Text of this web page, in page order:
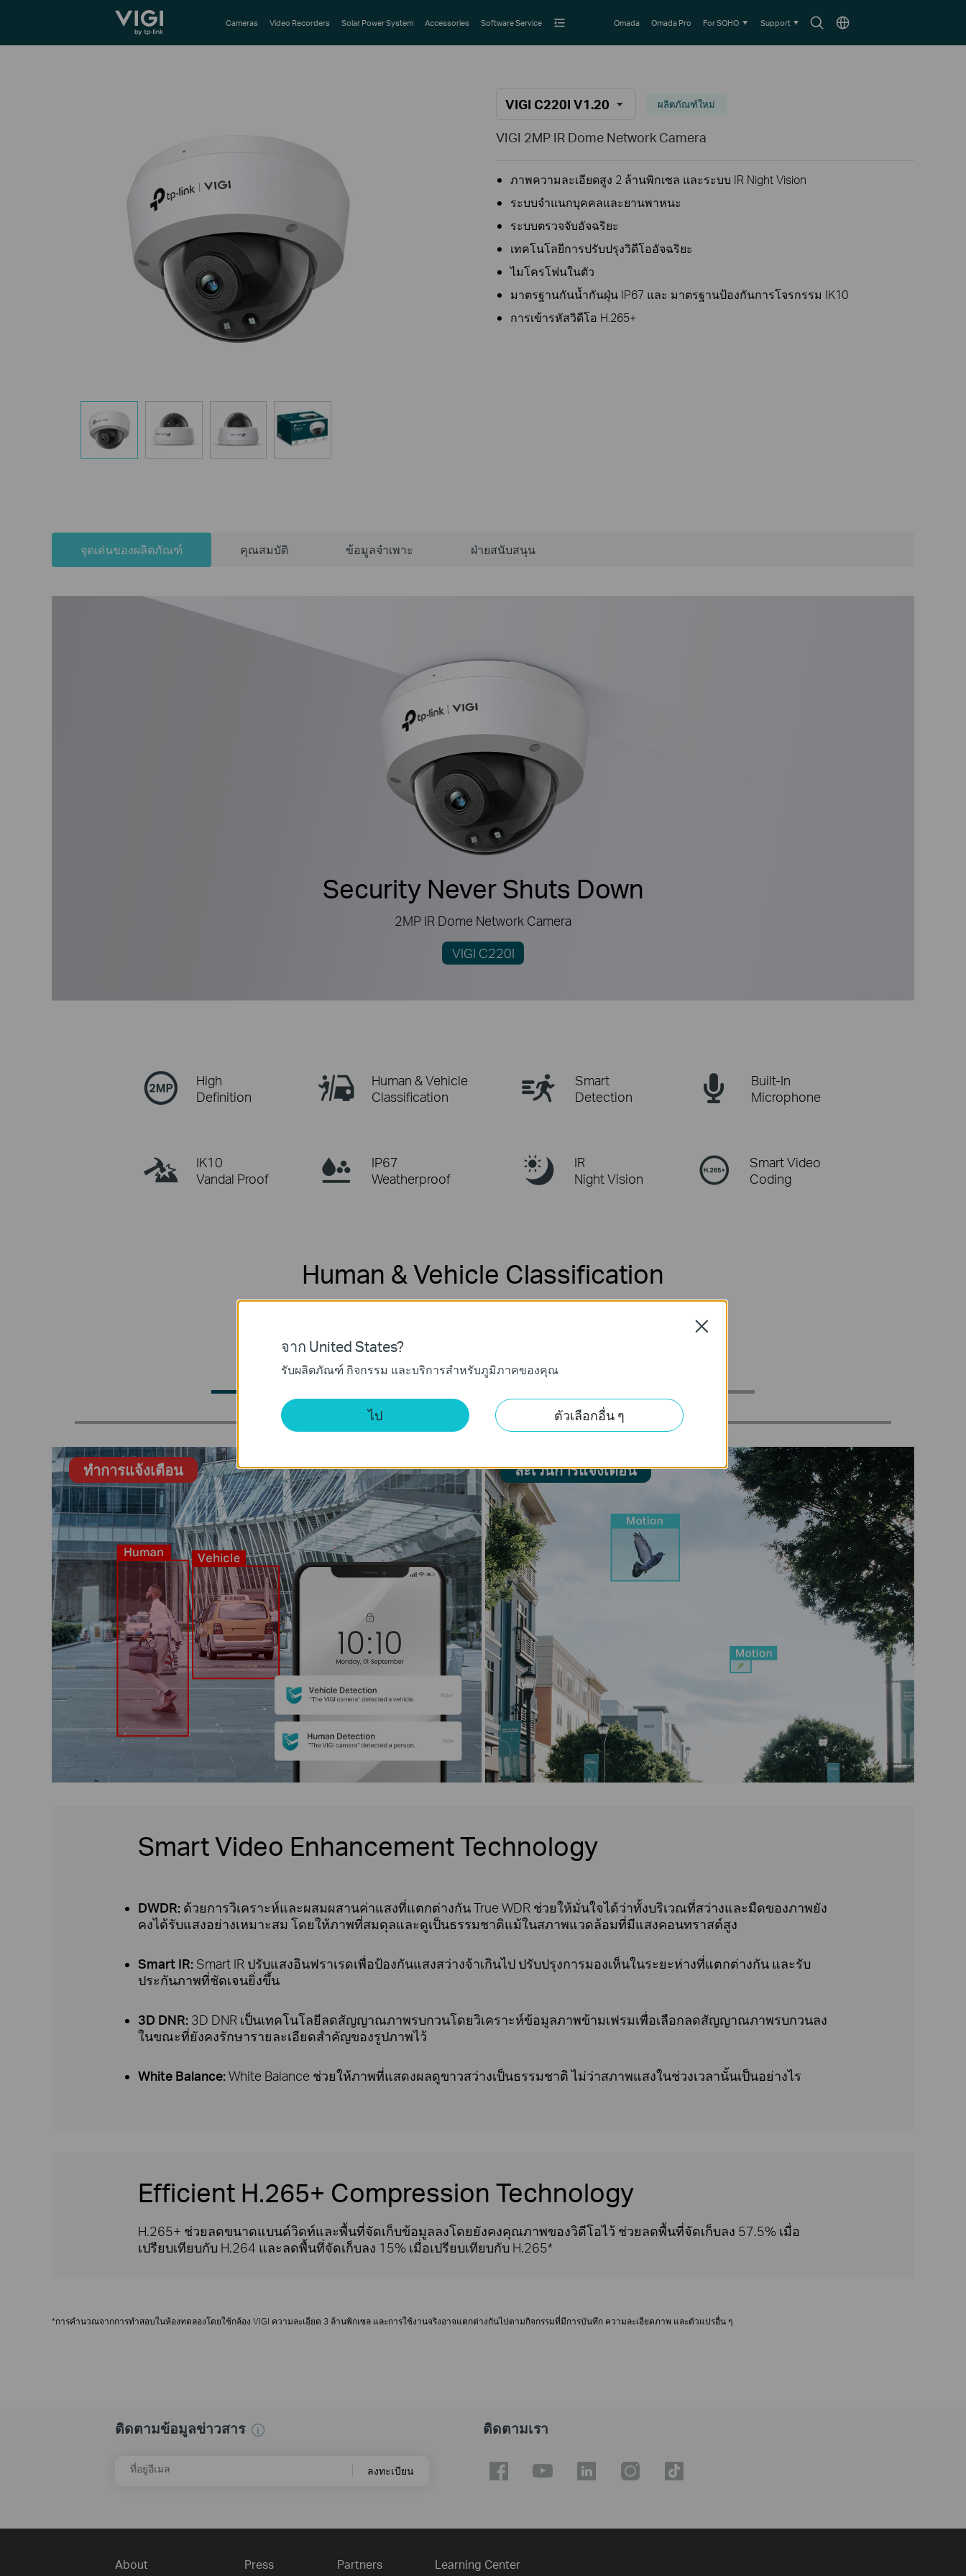
TP-Link, Reliably Smart
SearchChoose
Cameras Video Recorders Solar Power System Accessories Software Service Omada Omada Pro For SOHO Support
VIGI C220I V1.20 ผลิตภัณฑ์ใหม่
VIGI 2MP IR Dome Network Camera
ภาพความละเอียดสูง 2 ล้านพิกเซล และระบบ IR Night Vision
ระบบจำแนกบุคคลและยานพาหนะ
ระบบตรวจจับอัจฉริยะ
เทคโนโลยีการปรับปรุงวิดีโออัจฉริยะ
ไมโครโฟนในตัว
มาตรฐานกันน้ำกันฝุ่น IP67 และ มาตรฐานป้องกันการโจรกรรม IK10
การเข้ารหัสวิดีโอ H.265+
จุดเด่นของผลิตภัณฑ์ คุณสมบัติ ข้อมูลจำเพาะ ฝ่ายสนับสนุน
Security Never Shuts Down
2MP IR Dome Network Camera
VIGI C220I
High
Definition
Human & Vehicle
Classification
Smart
Detection
Built-In
Microphone
IK10
Vandal Proof
IP67
Weatherproof
IR
Night Vision
Smart Video
Coding
Human & Vehicle Classification
ระบบจำแนกบุคคลและยานพาหนะ
เปิดเฉพาะระบบจำแนกบุคคล
เปิดเฉพาะระบบจำแนกยานพาหนะ
ทำการแจ้งเตือน ละเว้นการแจ้งเตือน
Smart Video Enhancement Technology
DWDR: ด้วยการวิเคราะห์และผสมผสานค่าแสงที่แตกต่างกัน True WDR ช่วยให้มั่นใจได้ว่าทั้งบริเวณที่สว่างและมืดของภาพยัง
คงได้รับแสงอย่างเหมาะสม โดยให้ภาพที่สมดุลและดูเป็นธรรมชาติแม้ในสภาพแวดล้อมที่มีแสงคอนทราสต์สูง
Smart IR: Smart IR ปรับแสงอินฟราเรดเพื่อป้องกันแสงสว่างจ้าเกินไป ปรับปรุงการมองเห็นในระยะห่างที่แตกต่างกัน และรับ
ประกันภาพที่ชัดเจนยิ่งขึ้น
3D DNR: 3D DNR เป็นเทคโนโลยีลดสัญญาณภาพรบกวนโดยวิเคราะห์ข้อมูลภาพข้ามเฟรมเพื่อเลือกลดสัญญาณภาพรบกวนลง
ในขณะที่ยังคงรักษารายละเอียดสำคัญของรูปภาพไว้
White Balance:White Balance ช่วยให้ภาพที่แสดงผลดูขาวสว่างเป็นธรรมชาติ ไม่ว่าสภาพแสงในช่วงเวลานั้นเป็นอย่างไร
Efficient H.265+ Compression Technology
H.265+ ช่วยลดขนาดแบนด์วิดท์และพื้นที่จัดเก็บข้อมูลลงโดยยังคงคุณภาพของวิดีโอไว้ ช่วยลดพื้นที่จัดเก็บลง 57.5% เมื่อ
เปรียบเทียบกับ H.264 และลดพื้นที่จัดเก็บลง 15% เมื่อเปรียบเทียบกับ H.265*
*การคำนวณจากการทำสอบในห้องทดลองโดยใช้กล้อง VIGI ความละเอียด 3 ล้านพิกเซล และการใช้งานจริงอาจแตกต่างกันไปตามกิจกรรมที่มีการบันทึก ความละเอียดภาพ และตัวแปรอื่น ๆ
ติดตามข้อมูลข่าวสาร
ที่อยู่อีเมล ลงทะเบียน
ติดตามเรา
About Press Partners Learning Center
จาก United States?
รับผลิตภัณฑ์ กิจกรรม และบริการสำหรับภูมิภาคของคุณ
ไป ตัวเลือกอื่น ๆ
Close